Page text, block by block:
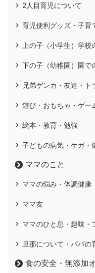
2人目育児について
育児便利グッズ・子育
上の子（小学生）学校
下の子（幼稚園）園で
兄弟ゲンカ・友達・ト
遊び・おもちゃ・ゲー
絵本・教育・勉強
子どもの病気・ケガ・
ママのこと
ママの悩み・体調健康
ママ友
ママのひと息・趣味・
旦那について・パパの
食の安全・無添加